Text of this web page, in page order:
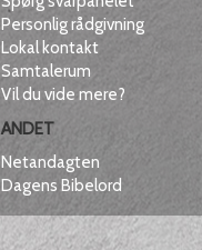
Personlig rådgivning
Lokal kontakt
Samtalerum
Vil du vide mere?
ANDET
Netandagten
Dagens Bibelord